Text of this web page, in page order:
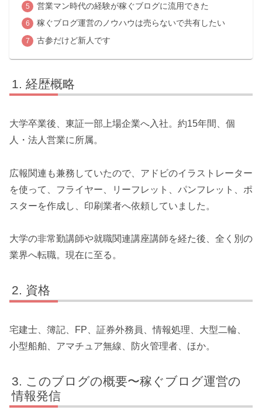
営業マン時代の経験が稼ぐブログに流用できた
稼ぐブログ運営のノウハウは売らないで共有したい
古参だけど新人です
経歴概略
大学卒業後、東証一部上場企業へ入社。約15年間、個
人・法人営業に所属。
広報関連も兼務していたので、アドビのイラストレーター
を使って、フライヤー、リーフレット、パンフレット、ポ
スターを作成し、印刷業者へ依頼していました。
大学の非常勤講師や就職関連講座講師を経た後、全く別の
業界へ転職。現在に至る。
資格
宅建士、簿記、FP、証券外務員、情報処理、大型二輪、
小型船舶、アマチュア無線、防火管理者、ほか。
このブログの概要〜稼ぐブログ運営の
情報発信